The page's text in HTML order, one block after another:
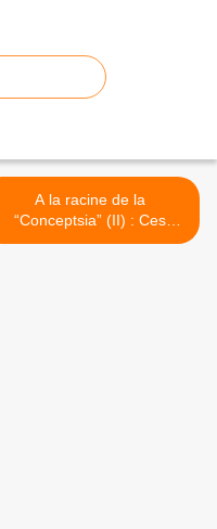
A la racine de la
“Conceptsia” (II) : Ces
orientalistes israéliens qui